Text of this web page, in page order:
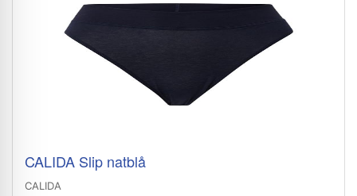
CALIDA Slip natblå
CALIDA